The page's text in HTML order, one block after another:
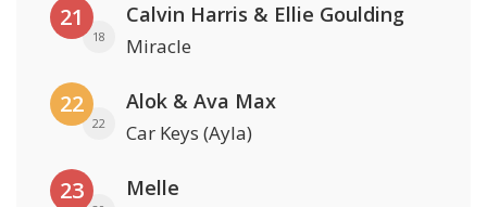
21
18
Calvin Harris & Ellie Goulding
Miracle
22
22
Alok & Ava Max
Car Keys (Ayla)
23 Melle